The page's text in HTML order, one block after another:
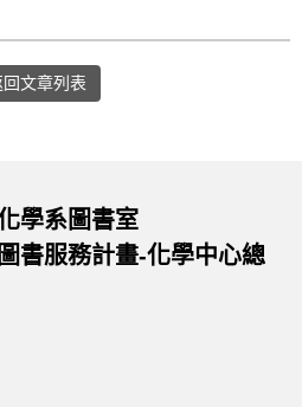
回文章列表
學系圖書室
書服務計畫-化學中心總